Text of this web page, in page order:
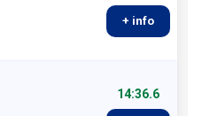
+ info
14:36.6